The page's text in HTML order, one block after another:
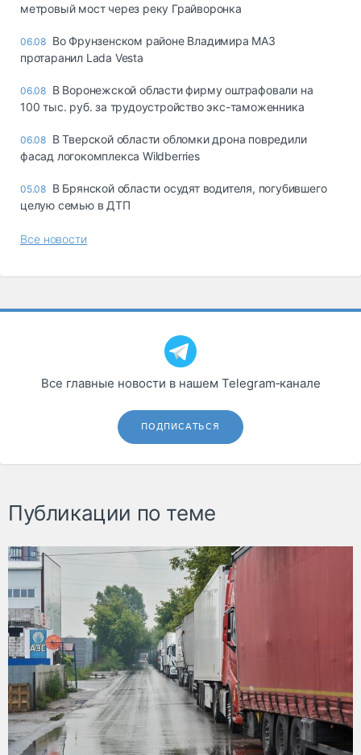
метровый мост через реку Грайворонка
06.08 Во Фрунзенском районе Владимира МАЗ
протаранил Lada Vesta
06.08 В Воронежской области фирму оштрафовали на
100 тыс. руб. за трудоустройство экс-таможенника
06.08 В Тверской области обломки дрона повредили
фасад логокомплекса Wildberries
05.08 В Брянской области осудят водителя, погубившего
целую семью в ДТП
Все новости
Все главные новости в нашем Telegram‑канале
ПОДПИСАТЬСЯ
Публикации по теме